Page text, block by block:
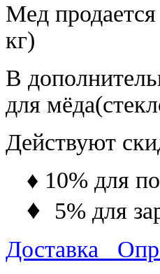
Мед
кг)
В
для
Действуют
♦ 10% для
♦
5% для
Доставка